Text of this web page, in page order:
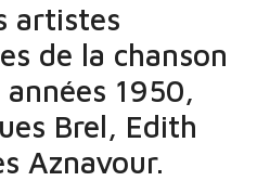
artistes
de la chanson
1950,
Brel, Edith
Aznavour.